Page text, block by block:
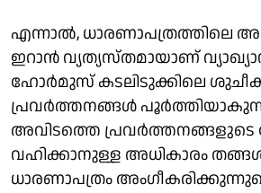
എന്നാൽ, ധാരണാപത്രത്തിലെ
ഇറാൻ വ്യത്യസ്തമായാണ്
ഹോർമുസ് കടലിടുക്കിലെ
പ്രവർത്തനങ്ങൾ
അവിടത്തെ പ്രവർത്തനങ്ങളുടെ
വഹിക്കാനുള്ള അധികാരം
ധാരണാപത്രം